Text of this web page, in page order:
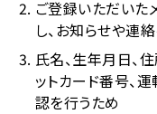
ご登録いただいた
し、お知らせや連
氏名、生年月日、
ットカード番号、
認を行うため